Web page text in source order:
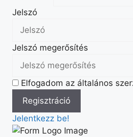
Jelszó
Jelszó megerősítés
Elfogadom az általános
Jelentkezz be!